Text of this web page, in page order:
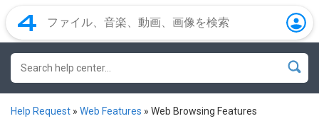
Help Request » Web Features » Web Browsing Features